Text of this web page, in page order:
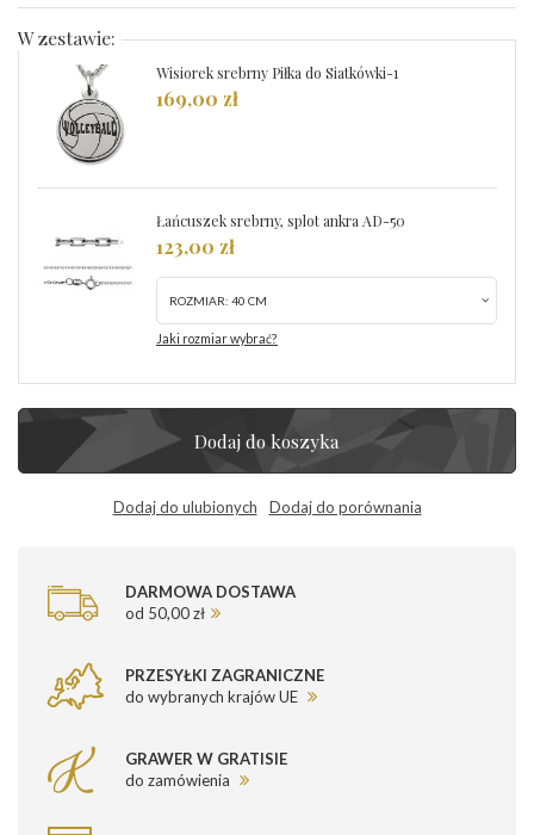
W zestawie:
Wisiorek srebrny Piłka do Siatkówki-1
169,00 zł
Łańcuszek srebrny, splot ankra AD-50
123,00 zł
ROZMIAR: 40 CM
Jaki rozmiar wybrać?
Dodaj do koszyka
Dodaj do ulubionych Dodaj do porównania
DARMOWA DOSTAWA
od 50,00 zł
PRZESYŁKI ZAGRANICZNE
do wybranych krajów UE
GRAWER W GRATISIE
do zamówienia